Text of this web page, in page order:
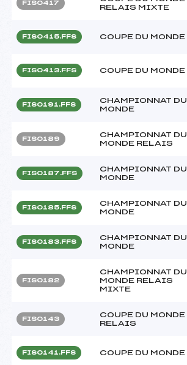
FIS0417
RELAIS MIXTE
FIS0415.FFS COUPE DU MONDE
FIS0413.FFS COUPE DU MONDE
FIS0191.FFS
CHAMPIONNAT DU
MONDE
FIS0189
CHAMPIONNAT DU
MONDE RELAIS
FIS0187.FFS
CHAMPIONNAT DU
MONDE
FIS0185.FFS
CHAMPIONNAT DU
MONDE
FIS0183.FFS
CHAMPIONNAT DU
MONDE
FIS0182
CHAMPIONNAT DU
MONDE RELAIS
MIXTE
FIS0143
COUPE DU MONDE
RELAIS
FIS0141.FFS COUPE DU MONDE